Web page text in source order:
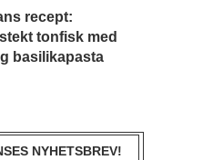
recept:
tonfisk med
basilikapasta
NYHETSBREV!